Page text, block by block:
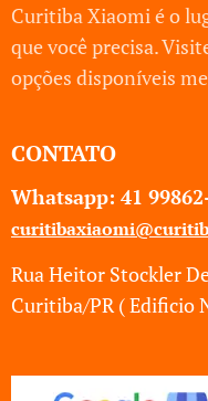
Curitiba Xiaomi é o
que você precisa.
opções disponíveis
CONTATO
Whatsapp: 41
Rua Heitor Stockler
Curitiba/PR ( Edificio